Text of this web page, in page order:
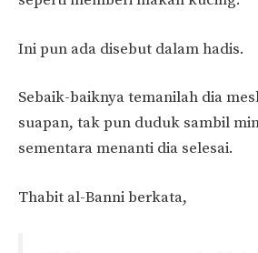
Ini pun ada disebut dalam hadis.
Sebaik-baiknya temanilah dia
suapan, tak pun duduk sambil
sementara menanti dia selesai.
Thabit al-Banni berkata,